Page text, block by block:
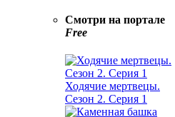
Смотри на портале
Free
Ходячие мертвецы.
Сезон 2. Серия 1